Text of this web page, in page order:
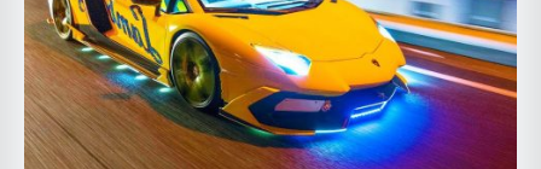
va
interzice
să-
ți
tunezi